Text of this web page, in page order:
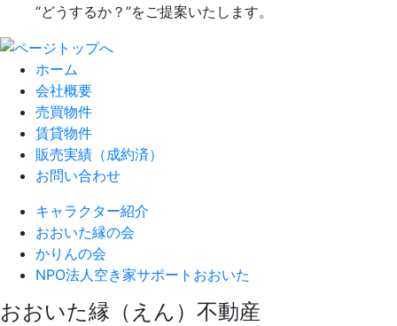
“どうするか？”をご提案いたします。
ホーム
会社概要
売買物件
賃貸物件
販売実績（成約済）
お問い合わせ
キャラクター紹介
おおいた縁の会
かりんの会
NPO法人空き家サポートおおいた
おおいた縁（えん）不動産